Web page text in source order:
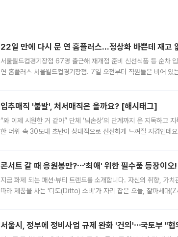
22일 만에 다시 문 연 홈플러스…정상화 바쁜데 재고
서울월드컵경기장점 67명 출근해 재개점 준비 신선식품 등 순차
연 홈플러스 서울월드컵경기장점. 7일 오전부터 직원들은 비어 있
입추매직 '불발', 처서매직은 올까요? [해시태그]
“와 이제 시원한 거 같아” 단체 ‘뇌손상’의 단계까지 온 지독하고
한 더위 속 30도대 초반이 상대적으로 선선하게 느껴질 지경인데
콘서트 갈 때 응원봉만?⋯'최애' 위한 필수품 등장이
지금 화제 되는 패션·뷰티 트렌드를 소개합니다. 자신의 취향, 가
따라 제품을 사는 '디토(Ditto) 소비'가 자리 잡은 오늘, 잘파세대(Z
서울시, 정부에 정비사업 규제 완화 '건의'⋯국토부 "